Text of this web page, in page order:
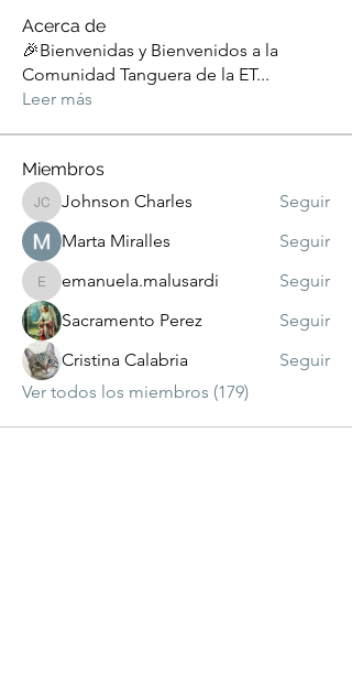
Acerca de
🎉Bienvenidas y Bienvenidos a la
Comunidad Tanguera de la ET...
Leer más
Miembros
Johnson Charles
Johnson Charles
Seguir
Marta Miralles
Seguir
emanuela.malusardi
emanuela.malusardi
Seguir
Sacramento Perez
Seguir
Cristina Calabria
Seguir
Ver todos los miembros (179)